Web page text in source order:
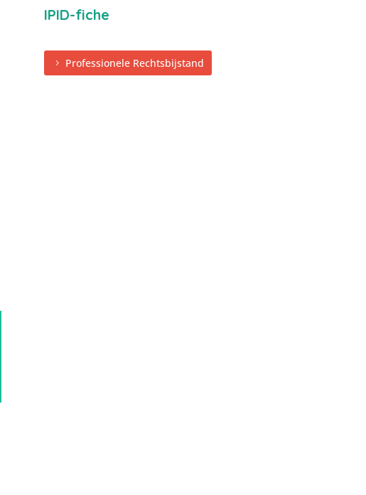
IPID-fiche
Professionele Rechtsbijstand